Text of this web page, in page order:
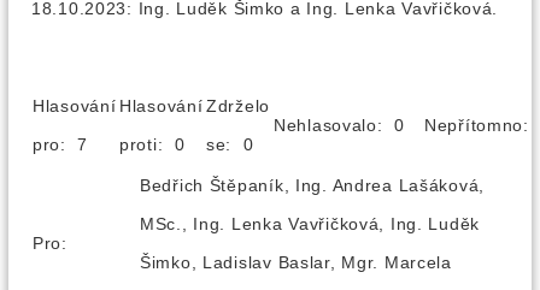
18.10.2023: Ing. Luděk Šimko a Ing. Lenka Vavřičková.
Hlasování
pro: 7
Hlasování
proti: 0
Zdrželo
se: 0
Nehlasovalo: 0
Pro:
Bedřich Štěpaník, Ing. Andrea Lašáková,
MSc., Ing. Lenka Vavřičková, Ing. Luděk
Šimko, Ladislav Baslar, Mgr. Marcela